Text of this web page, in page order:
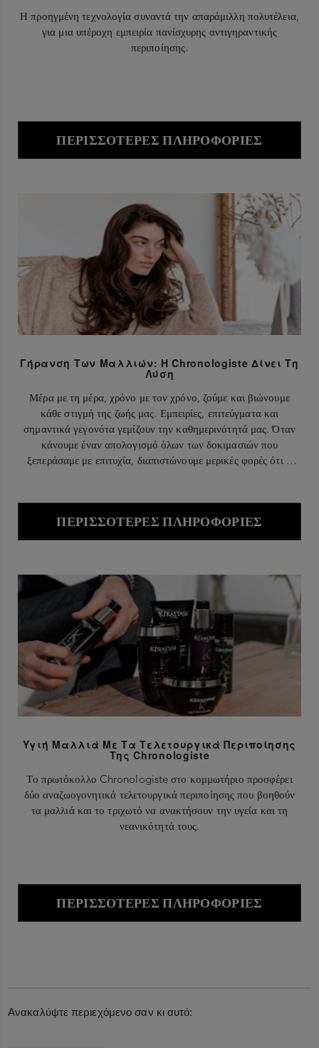
Η προηγμένη τεχνολογία συναντά την απαράμιλλη πολυτέλεια,
για μια υπέροχη εμπειρία πανίσχυρης αντιγηραντικής
περιποίησης.
ΠΕΡΙΣΣΌΤΕΡΕΣ ΠΛΗΡΟΦΟΡΊΕΣ
Γήρανση Των Μαλλιών: Η Chronologiste Δίνει Τη
Λύση
Μέρα με τη μέρα, χρόνο με τον χρόνο, ζούμε και βιώνουμε
κάθε στιγμή της ζωής μας. Εμπειρίες, επιτεύγματα και
σημαντικά γεγονότα γεμίζουν την καθημερινότητά μας. Όταν
κάνουμε έναν απολογισμό όλων των δοκιμασιών που
ξεπεράσαμε με επιτυχία, διαπιστώνουμε μερικές φορές ότι η
θαμπά, μαρτυρώντας τον χρόνο που περνά.
ΠΕΡΙΣΣΌΤΕΡΕΣ ΠΛΗΡΟΦΟΡΊΕΣ
Υγιή Μαλλιά Με Τα Τελετουργικά Περιποίησης
Της Chronologiste
Το πρωτόκολλο Chronologiste στο κομμωτήριο προσφέρει
δύο αναζωογονητικά τελετουργικά περιποίησης που βοηθούν
τα μαλλιά και το τριχωτό να ανακτήσουν την υγεία και τη
νεανικότητά τους.
ΠΕΡΙΣΣΌΤΕΡΕΣ ΠΛΗΡΟΦΟΡΊΕΣ
Ανακαλύψτε περιεχόμενο σαν κι αυτό: